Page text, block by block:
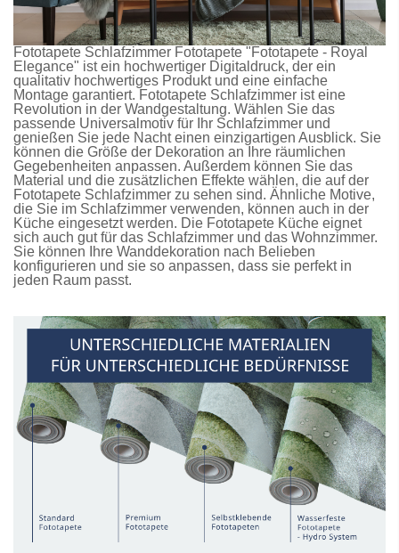
Fototapete Schlafzimmer Fototapete "Fototapete - Royal
Elegance" ist ein hochwertiger Digitaldruck, der ein
qualitativ hochwertiges Produkt und eine einfache
Montage garantiert. Fototapete Schlafzimmer ist eine
Revolution in der Wandgestaltung. Wählen Sie das
passende Universalmotiv für Ihr Schlafzimmer und
genießen Sie jede Nacht einen einzigartigen Ausblick. Sie
können die Größe der Dekoration an Ihre räumlichen
Gegebenheiten anpassen. Außerdem können Sie das
Material und die zusätzlichen Effekte wählen, die auf der
Fototapete Schlafzimmer zu sehen sind. Ähnliche Motive,
die Sie im Schlafzimmer verwenden, können auch in der
Küche eingesetzt werden. Die Fototapete Küche eignet
sich auch gut für das Schlafzimmer und das Wohnzimmer.
Sie können Ihre Wanddekoration nach Belieben
konfigurieren und sie so anpassen, dass sie perfekt in
jeden Raum passt.